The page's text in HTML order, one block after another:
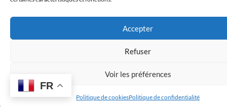
Accepter
Refuser
Voir les préférences
Politique de cookiesPolitique de confidentialité
FR